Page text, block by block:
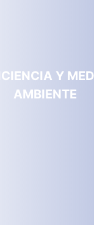
Y
AMBIENTE